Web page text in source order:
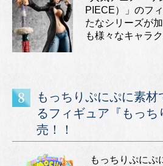
PIECE）」のフ
たなシリーズが
も様々なキャラ
もっちりぷにぷに素材
るフィギュア『もっち
売！！
もっちりぷにぷ